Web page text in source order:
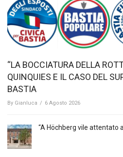
“LA BOCCIATURA DELLA
QUINQUIES E IL CASO DEL
BASTIA
By Gianluca / 6 Agosto 2026
“A Höchberg vile attentato